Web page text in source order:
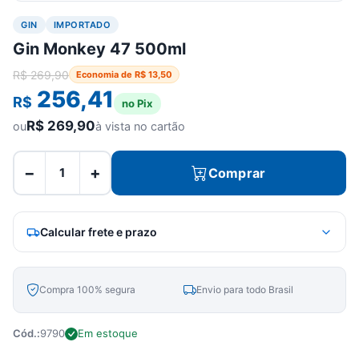
GIN IMPORTADO
Gin Monkey 47 500ml
R$269,90 Economia de R$ 13,50
R$ 256,41 no Pix
ouR$ 269,90à vista no cartão
− + Comprar
Calcular frete e prazo
Compra 100% segura Envio para todo Brasil
Cód.:9790 Em estoque